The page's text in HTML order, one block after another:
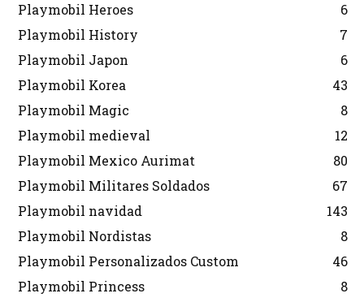
Playmobil Heroes
6
Playmobil History
7
Playmobil Japon
6
Playmobil Korea
43
Playmobil Magic
8
Playmobil medieval
12
Playmobil Mexico Aurimat
80
Playmobil Militares Soldados
67
Playmobil navidad
143
Playmobil Nordistas
8
Playmobil Personalizados Custom
46
Playmobil Princess
8